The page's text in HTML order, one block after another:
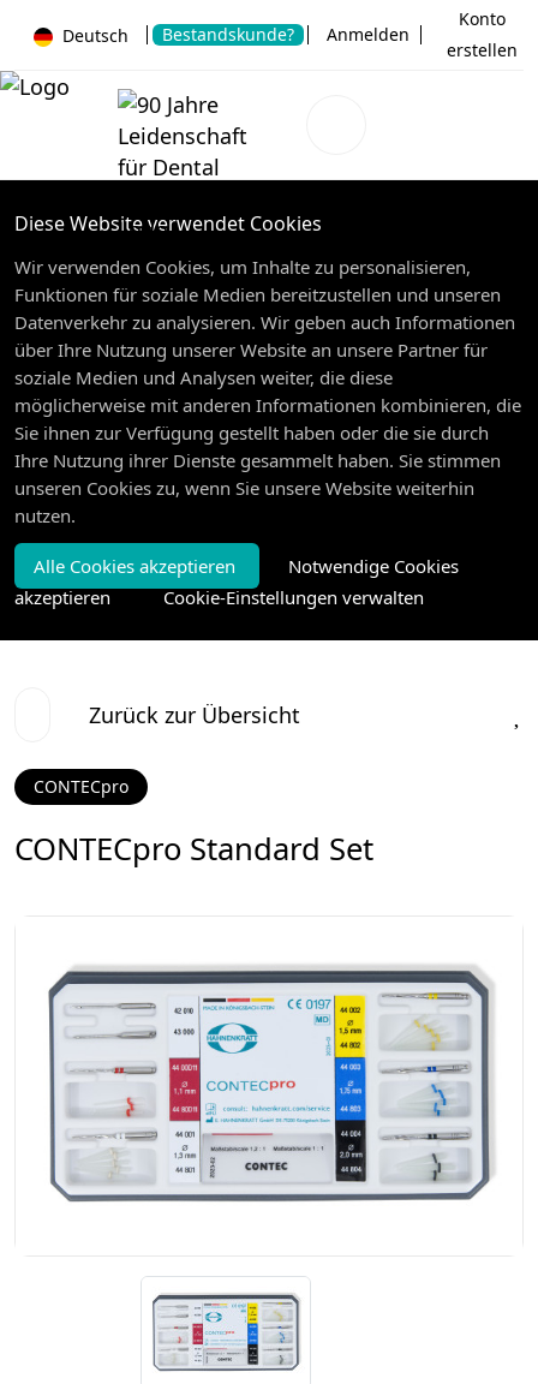
Deutsch Bestandskunde? Anmelden
Konto
erstellen
Diese Website verwendet Cookies
Wir verwenden Cookies, um Inhalte zu personalisieren,
Funktionen für soziale Medien bereitzustellen und unseren
Datenverkehr zu analysieren. Wir geben auch Informationen
über Ihre Nutzung unserer Website an unsere Partner für
soziale Medien und Analysen weiter, die diese
möglicherweise mit anderen Informationen kombinieren, die
Sie ihnen zur Verfügung gestellt haben oder die sie durch
Ihre Nutzung ihrer Dienste gesammelt haben. Sie stimmen
unseren Cookies zu, wenn Sie unsere Website weiterhin
nutzen.
Alle Cookies akzeptieren
Notwendige Cookies
akzeptieren
Cookie-Einstellungen verwalten
Zurück zur Übersicht
CONTECpro
CONTECpro Standard Set